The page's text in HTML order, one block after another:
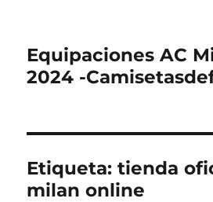
Equipaciones AC
2024 -
Etiqueta:tienda
milan online